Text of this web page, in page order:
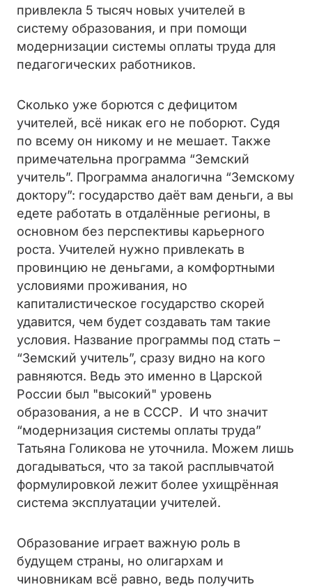
привлекла 5 тысяч новых учителей в
систему образования, и при помощи
модернизации системы оплаты труда для
педагогических работников.
Сколько уже борются с дефицитом
учителей, всё никак его не поборют. Судя
по всему он никому и не мешает. Также
примечательна программа “Земский
учитель”. Программа аналогична “Земскому
доктору”: государство даёт вам деньги, а вы
едете работать в отдалённые регионы, в
основном без перспективы карьерного
роста. Учителей нужно привлекать в
провинцию не деньгами, а комфортными
условиями проживания, но
капиталистическое государство скорей
удавится, чем будет создавать там такие
условия. Название программы под стать –
“Земский учитель”, сразу видно на кого
равняются. Ведь это именно в Царской
России был "высокий" уровень
образования, а не в СССР. И что значит
“модернизация системы оплаты труда”
Татьяна Голикова не уточнила. Можем лишь
догадываться, что за такой расплывчатой
формулировкой лежит более ухищрённая
система эксплуатации учителей.
Образование играет важную роль в
будущем страны, но олигархам и
чиновникам всё равно, ведь получить